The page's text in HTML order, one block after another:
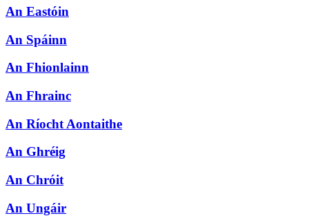
An Eastóin
An Spáinn
An Fhionlainn
An Fhrainc
An Ríocht Aontaithe
An Ghréig
An Chróit
An Ungáir